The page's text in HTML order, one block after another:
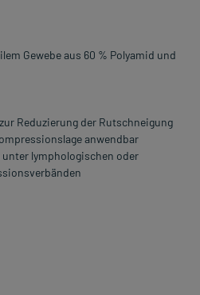
Gewebe aus 60 % Polyamid und
Reduzierung der Rutschneigung
anwendbar
lymphologischen oder